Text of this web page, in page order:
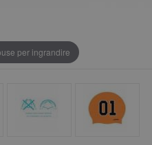
per ingrandire